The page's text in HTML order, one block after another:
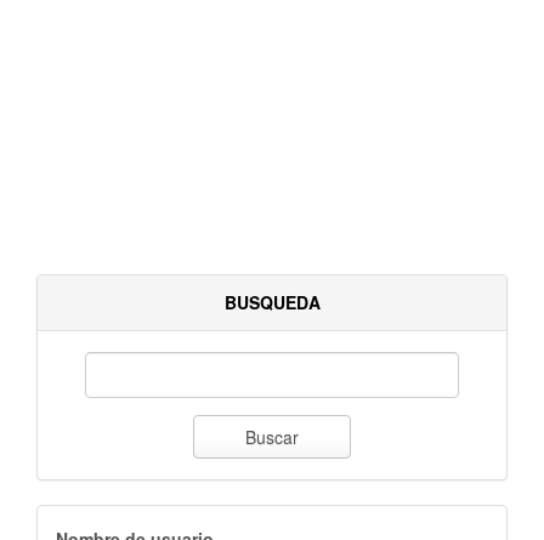
BUSQUEDA
Buscar